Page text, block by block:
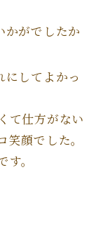
かがでしたか
してよかっ
て仕方がない
顔でした。
。